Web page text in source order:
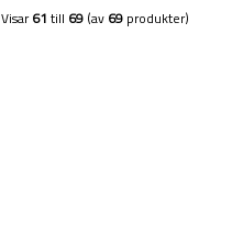
Visar61 till 69 (av 69 produkter)